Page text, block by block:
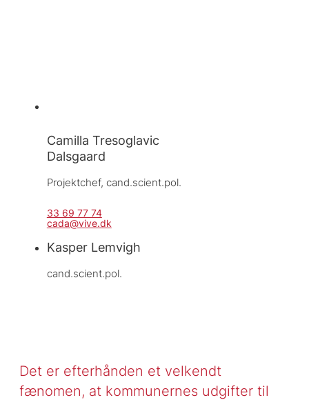
Camilla Tresoglavic
Dalsgaard
Projektchef, cand.scient.pol.
33 69 77 74
cada@vive.dk
Kasper Lemvigh
cand.scient.pol.
Det er efterhånden et velkendt
fænomen, at kommunernes udgifter til